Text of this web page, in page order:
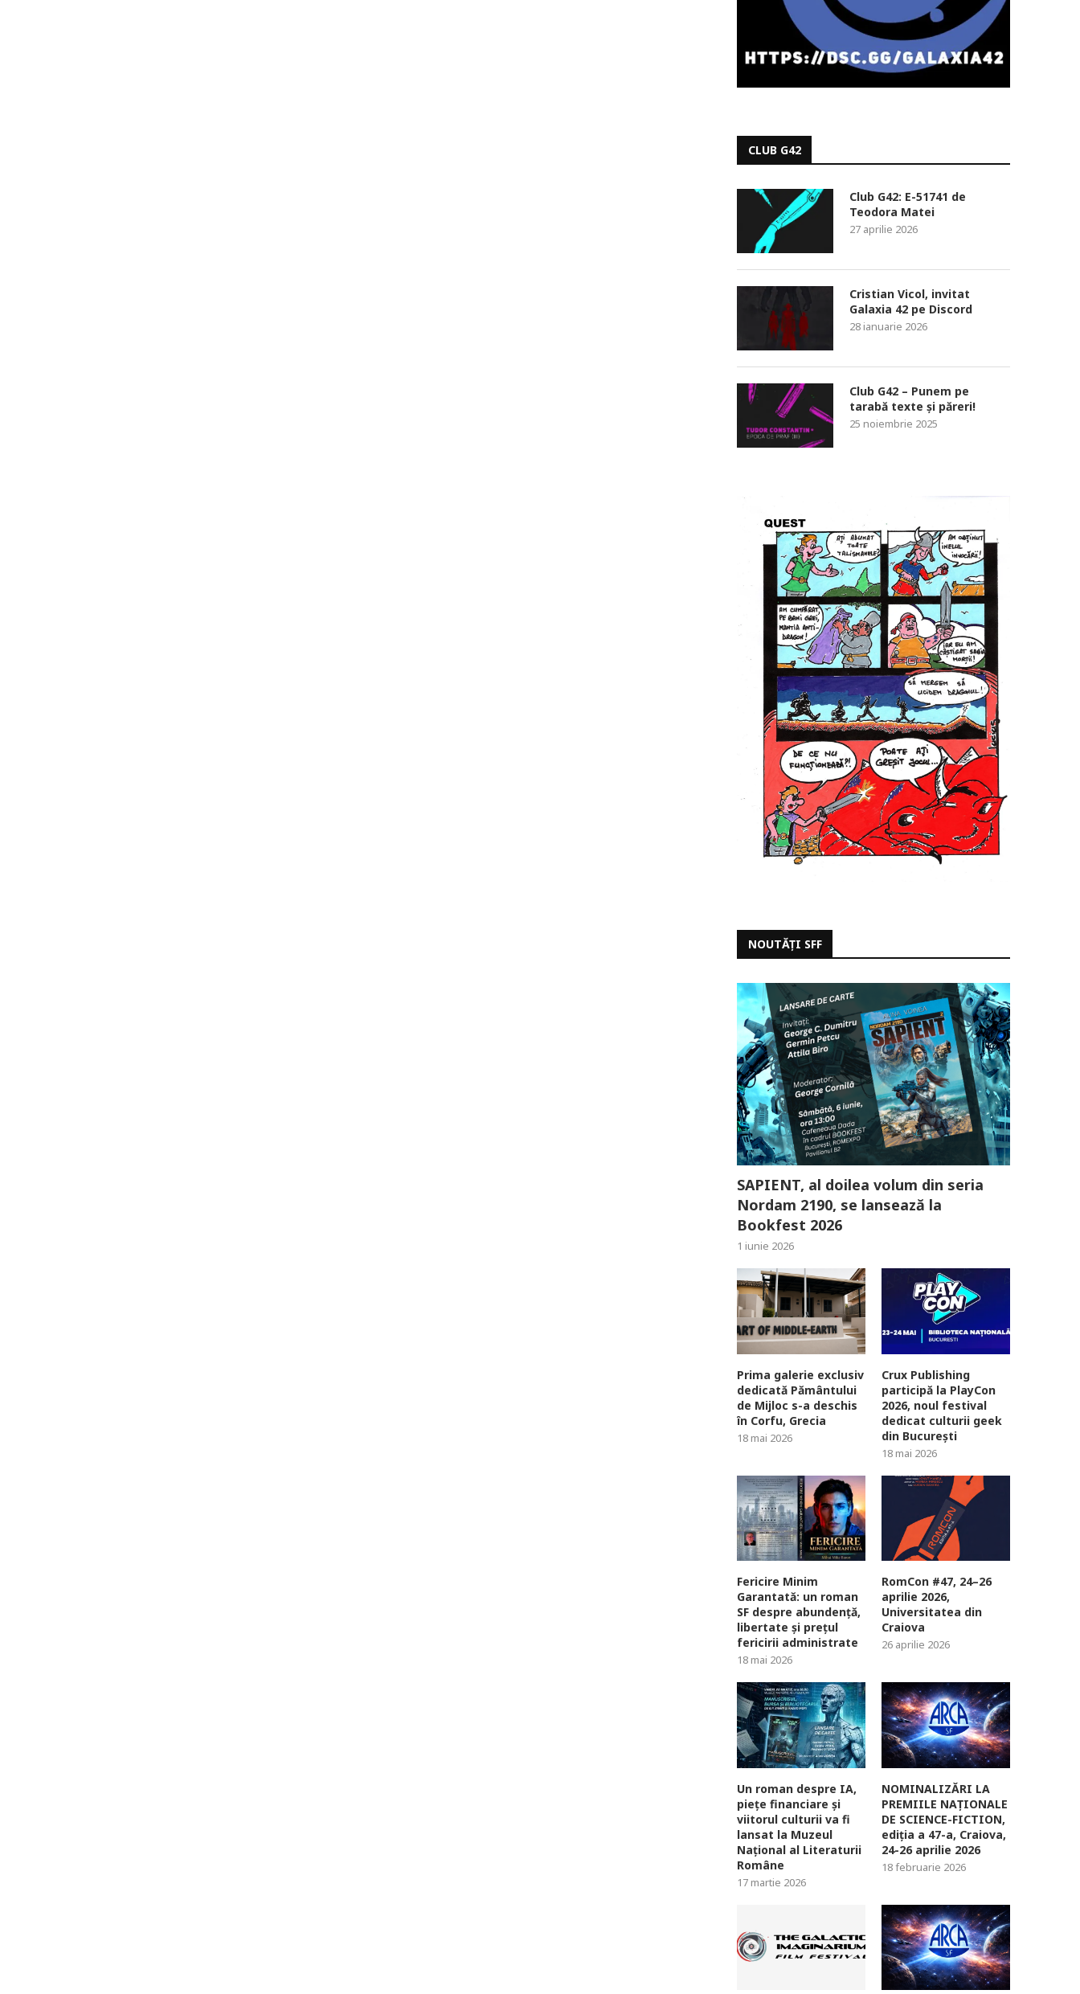
CLUB G42
Club G42: E-51741 de
Teodora Matei
27 aprilie 2026
Cristian Vicol, invitat
Galaxia 42 pe Discord
28 ianuarie 2026
Club G42 – Punem pe
tarabă texte și păreri!
25 noiembrie 2025
NOUTĂȚI SFF
SAPIENT, al doilea volum din seria
Nordam 2190, se lansează la
Bookfest 2026
1 iunie 2026
Prima galerie exclusiv
dedicată Pământului
de Mijloc s-a deschis
în Corfu, Grecia
18 mai 2026
Crux Publishing
participă la PlayCon
2026, noul festival
dedicat culturii geek
din București
18 mai 2026
Fericire Minim
Garantată: un roman
SF despre abundență,
libertate și prețul
fericirii administrate
18 mai 2026
RomCon #47, 24–26
aprilie 2026,
Universitatea din
Craiova
26 aprilie 2026
Un roman despre IA,
piețe financiare și
viitorul culturii va fi
lansat la Muzeul
Național al Literaturii
Române
17 martie 2026
NOMINALIZĂRI LA
PREMIILE NAȚIONALE
DE SCIENCE-FICTION,
ediția a 47-a, Craiova,
24-26 aprilie 2026
18 februarie 2026